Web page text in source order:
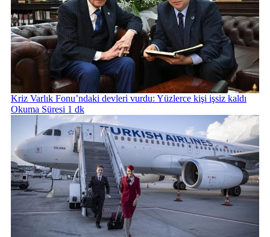
Kriz Varlık Fonu’ndaki devleri vurdu: Yüzlerce kişi işsiz kaldı
Okuma Süresi 1 dk